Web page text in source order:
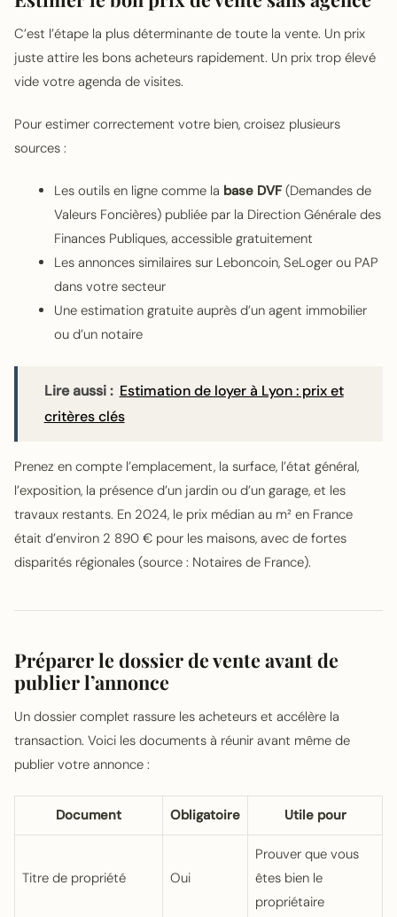
C’est l’étape la plus déterminante de toute la vente. Un prix
juste attire les bons acheteurs rapidement. Un prix trop élevé
vide votre agenda de visites.
Pour estimer correctement votre bien, croisez plusieurs
sources :
Les outils en ligne comme la base DVF(Demandes de
Valeurs Foncières) publiée par la Direction Générale des
Finances Publiques, accessible gratuitement
Les annonces similaires sur Leboncoin, SeLoger ou PAP
dans votre secteur
Une estimation gratuite auprès d’un agent immobilier
ou d’un notaire
Lire aussi : Estimation de loyer à Lyon : prix et
critères clés
Prenez en compte l’emplacement, la surface, l’état général,
l’exposition, la présence d’un jardin ou d’un garage, et les
travaux restants. En 2024, le prix médian au m² en France
était d’environ 2 890 € pour les maisons, avec de fortes
disparités régionales (source : Notaires de France).
Préparer le dossier de vente avant de
publier l’annonce
Un dossier complet rassure les acheteurs et accélère la
transaction. Voici les documents à réunir avant même de
publier votre annonce :
Document Obligatoire Utile pour
Titre de propriété Oui
Prouver que vous
êtes bien le
propriétaire